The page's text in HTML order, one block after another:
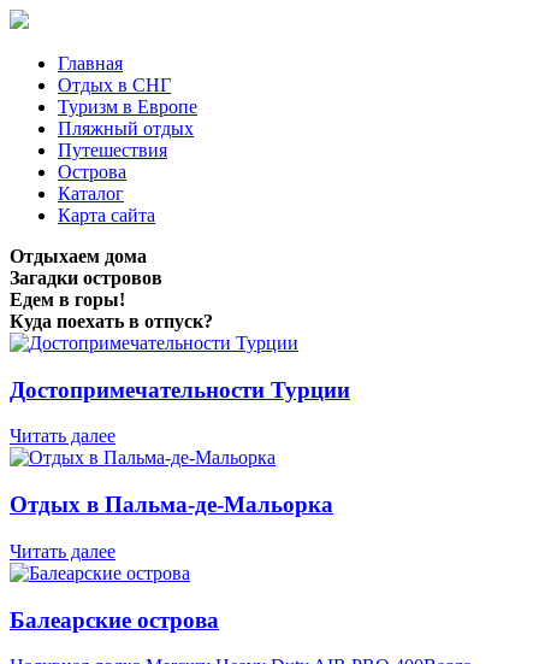
Главная
Отдых в СНГ
Туризм в Европе
Пляжный отдых
Путешествия
Острова
Каталог
Карта сайта
Отдыхаем дома
Загадки островов
Едем в горы!
Куда поехать в отпуск?
Достопримечательности Турции
Читать далее
Отдых в Пальма-де-Мальорка
Читать далее
Балеарские острова